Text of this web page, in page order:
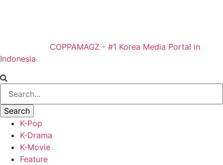
COPPAMAGZ - #1 Korea Media Portal in
Indonesia
K-Pop
K-Drama
K-Movie
Feature